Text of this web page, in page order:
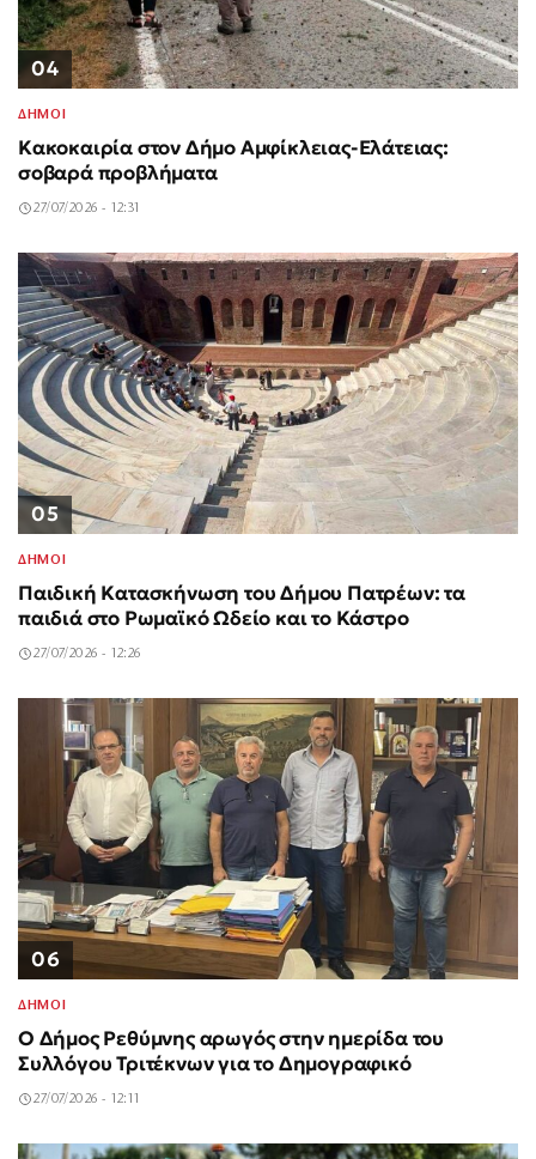
04
ΔΗΜΟΙ
Κακοκαιρία στον Δήμο Αμφίκλειας-Ελάτειας:
σοβαρά προβλήματα
27/07/2026 - 12:31
05
ΔΗΜΟΙ
Παιδική Κατασκήνωση του Δήμου Πατρέων: τα
παιδιά στο Ρωμαϊκό Ωδείο και το Κάστρο
27/07/2026 - 12:26
06
ΔΗΜΟΙ
Ο Δήμος Ρεθύμνης αρωγός στην ημερίδα του
Συλλόγου Τριτέκνων για το Δημογραφικό
27/07/2026 - 12:11